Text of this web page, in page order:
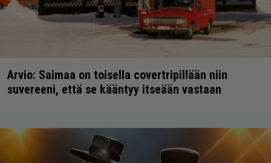
Arvio: Saimaa on toisella covertripillään niin
suvereeni, että se kääntyy itseään vastaan